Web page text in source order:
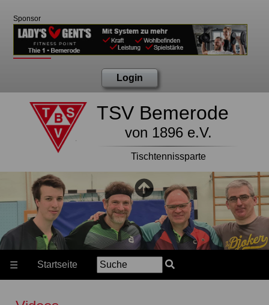
Sponsor
Login
TSV Bemerode
von 1896 e.V.
Tischtennissparte
☰ Startseite